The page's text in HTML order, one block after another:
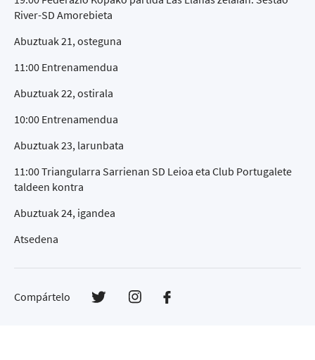
River-SD Amorebieta
Abuztuak 21, osteguna
11:00 Entrenamendua
Abuztuak 22, ostirala
10:00 Entrenamendua
Abuztuak 23, larunbata
11:00 Triangularra Sarrienan SD Leioa eta Club Portugalete
taldeen kontra
Abuztuak 24, igandea
Atsedena
Compártelo